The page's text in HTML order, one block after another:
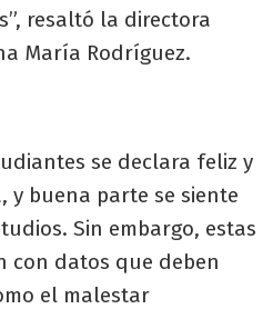
resaltó la directora
María Rodríguez.
se declara feliz y
y buena parte se siente
Sin embargo, estas
con datos que deben
el malestar